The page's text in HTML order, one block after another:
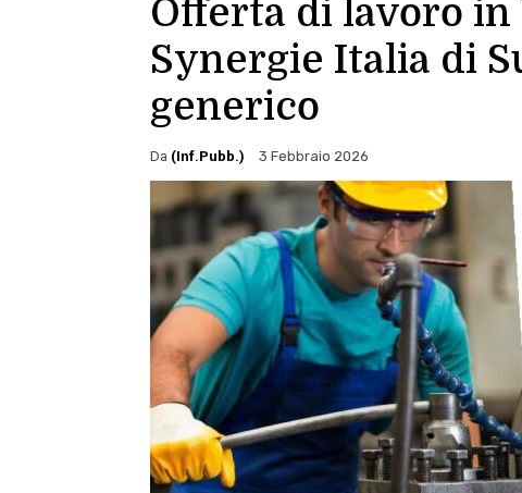
Offerta di lavoro in
Synergie Italia di
generico
Da (Inf.Pubb.) 3 Febbraio 2026